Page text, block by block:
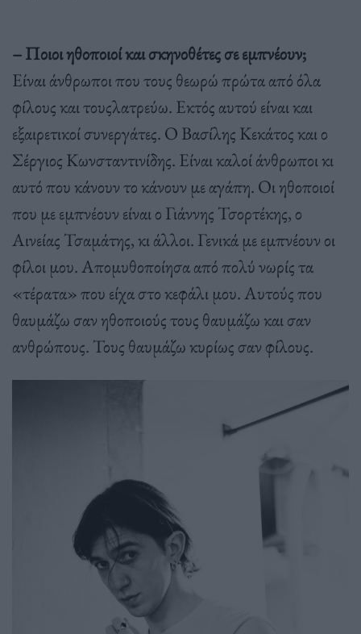
– Ποιοι ηθοποιοί και σκηνοθέτες σε εμπνέουν;
Είναι άνθρωποι που τους θεωρώ πρώτα από όλα
φίλους και τουςλατρεύω. Εκτός αυτού είναι και
εξαιρετικοί συνεργάτες. Ο Βασίλης Κεκάτος και ο
Σέργιος Κωνσταντινίδης. Είναι καλοί άνθρωποι κι
αυτό που κάνουν το κάνουν με αγάπη. Οι ηθοποιοί
που με εμπνέουν είναι ο Γιάννης Τσορτέκης, ο
Αινείας Τσαμάτης, κι άλλοι. Γενικά με εμπνέουν οι
φίλοι μου. Απομυθοποίησα από πολύ νωρίς τα
«τέρατα» που είχα στο κεφάλι μου. Αυτούς που
θαυμάζω σαν ηθοποιούς τους θαυμάζω και σαν
ανθρώπους. Τους θαυμάζω κυρίως σαν φίλους.